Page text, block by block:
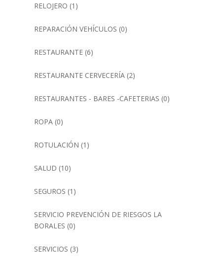
RELOJERO (1)
REPARACIÓN VEHÍCULOS (0)
RESTAURANTE(6)
RESTAURANTE CERVECERÍA(2)
RESTAURANTES - BARES -CAFETERIAS (0)
ROPA(0)
ROTULACIÓN (1)
SALUD (10)
SEGUROS (1)
SERVICIO PREVENCIÓN DE RIESGOS LA
BORALES (0)
SERVICIOS (3)